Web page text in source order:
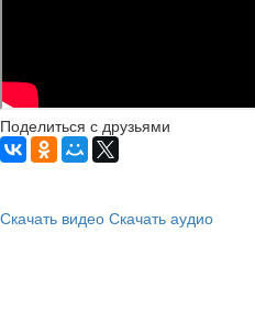
Поделиться с друзьями
Скачать видео Скачать аудио